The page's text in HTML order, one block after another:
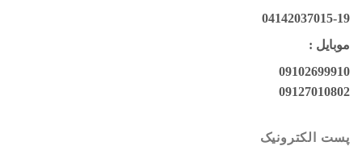
04142037015-19
موبایل :
09102699910
09127010802
پست الکترونیک